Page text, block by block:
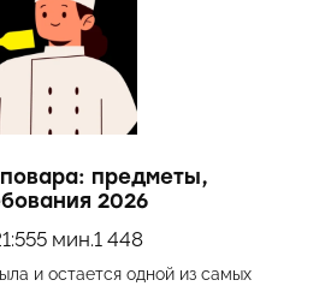
предметы,
2026
5 мин.1 448
и остается одной из самых